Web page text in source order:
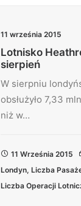
11 września 2015
Lotnisko
sierpień
W sierpniu
obsłużyło 7,33
niż w…
11 Września 2015
Londyn, Liczba
Liczba Operacji